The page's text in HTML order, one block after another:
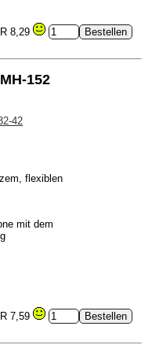
8,29
152
flexiblen
mit dem
7,59